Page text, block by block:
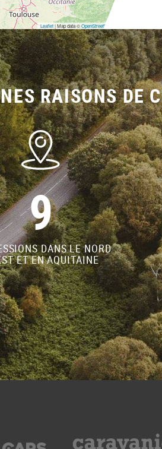
Leaflet| Map data ©OpenStreetMap
RAISONS DE
9
DANS LE NORD
ET EN AQUITAINE